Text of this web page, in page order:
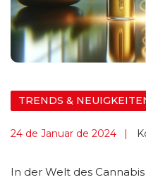
TRENDS &
24 de Januar de 2024
In der Welt des